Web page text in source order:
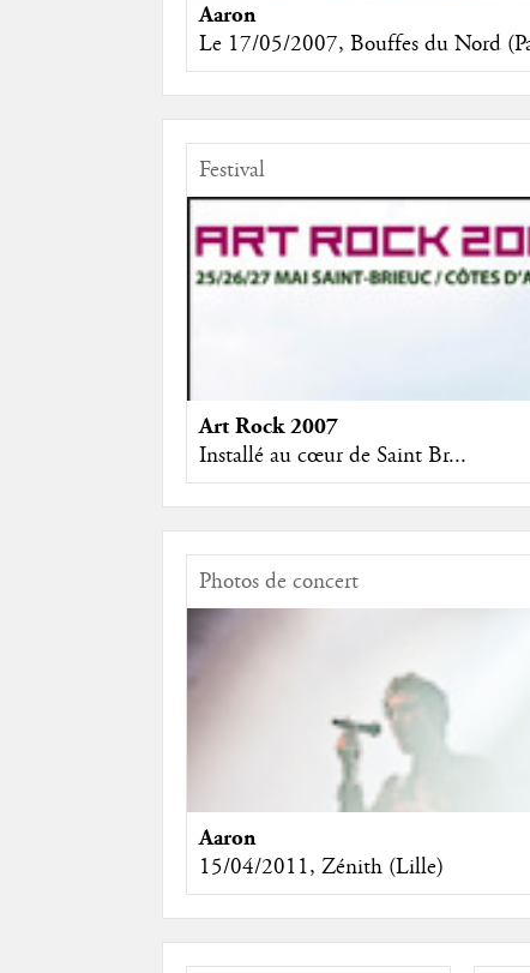
Aaron
Le 17/05/2007, Bouffes du Nord
Festival
Art Rock 2007
Installé au cœur de Saint Br...
Photos de concert
Aaron
15/04/2011, Zénith (Lille)